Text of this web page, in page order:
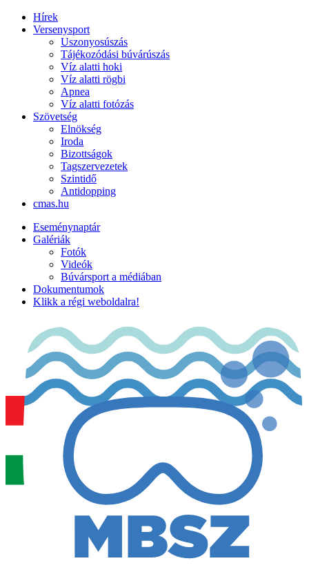
Hírek
Versenysport
Uszonyosúszás
Tájékozódási búvárúszás
Víz alatti hoki
Víz alatti rögbi
Apnea
Víz alatti fotózás
Szövetség
Elnökség
Iroda
Bizottságok
Tagszervezetek
Szintidő
Antidopping
cmas.hu
Eseménynaptár
Galériák
Fotók
Videók
Búvársport a médiában
Dokumentumok
Klikk a régi weboldalra!